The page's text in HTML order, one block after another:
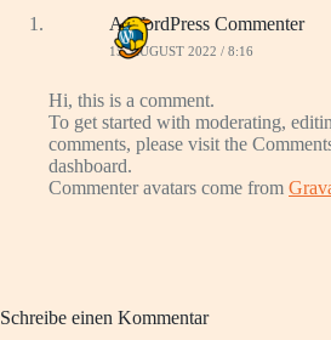
A WordPress Commenter
15. AUGUST 2022 / 8:16
Hi, this is a comment.
To get started with moderating,
comments, please visit the
dashboard.
Commenter avatars come from
Schreibe einen Kommentar